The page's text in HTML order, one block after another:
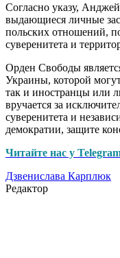
Согласно указу,
выдающиеся личные
польских отношений,
суверенитета и
Орден Свободы
Украины, которой
так и иностранцы или
вручается за
суверенитета и
демократии, защите
Читайте нас у
Дзвенислава Карплюк
Редактор